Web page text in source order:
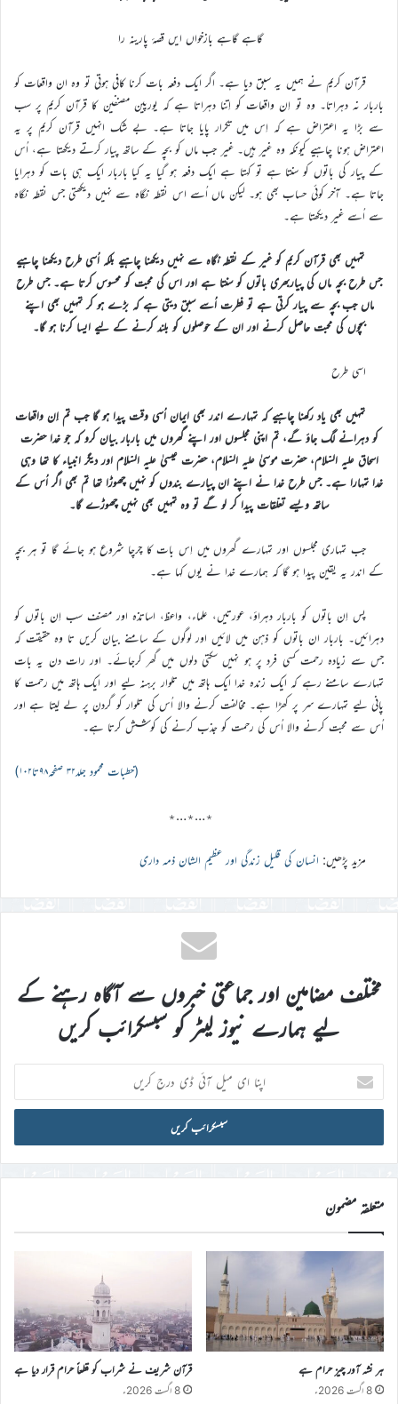
گاہے گاہے بازخواں ایں قصۂ پارینہ را
قرآن کریم نے ہمیں یہ سبق دیا ہے۔ اگر ایک دفعہ بات کرنا کافی ہوتی تو وہ ان واقعات کو
باربار نہ دہراتا۔ وہ تو اِن واقعات کو اِتنا دہراتا ہے کہ یورپین مصنفین کا قرآن کریم پر سب
سے بڑا یہ اعتراض ہے کہ اِس میں تکرار پایا جاتا ہے۔ بے شک انہیں قرآن کریم پر یہ
اعتراض ہونا چاہیے کیونکہ وہ غیر ہیں۔ غیر جب ماں کو بچہ کے ساتھ پیار کرتے دیکھتا ہے، اُس
کے پیار کی باتوں کو سنتا ہے تو کہتا ہے ایک دفعہ ہو گیا یہ کیا باربار ایک ہی بات کو دہرایا
جاتا ہے۔ آخر کوئی حساب بھی ہو۔ لیکن ماں اُسے اس نقطہ نگاہ سے نہیں دیکھتی جس نقطہ نگاہ
سے اُسے غیر دیکھتا ہے۔
تمہیں بھی قرآن کریم کو غیر کے نقطہ نگاہ سے نہیں دیکھنا چاہیے بلکہ اُسی طرح دیکھنا چاہیے
جس طرح بچہ ماں کی پیاربھری باتوں کو سنتا ہے اور اس کی محبت کو محسوس کرتا ہے۔ جس طرح
ماں جب بچہ سے پیار کرتی ہے تو فطرت اُسے سبق دیتی ہے کہ بڑے ہو کر تمہیں بھی اپنے
بچوں کی محبت حاصل کرنے اور ان کے حوصلوں کو بلند کرنے کے لیے ایسا کرنا ہو گا۔
اسی طرح
تمہیں بھی یاد رکھنا چاہیے کہ تمہارے اندر بھی ایمان اُسی وقت پیدا ہو گا جب تم اِن واقعات
کو دہرانے لگ جاؤ گے، تم اپنی مجلسوں اور اپنے گھروں میں باربار بیان کرو کہ جو خدا حضرت
اسحاق علیہ السّلام، حضرت موسیٰ علیہ السّلام، حضرت عیسیٰ علیہ السّلام اور دیگر انبیاء کا تھا وہی
خدا تمہارا ہے۔ جس طرح خدا نے اپنے ان پیارے بندوں کو نہیں چھوڑا تھا تم بھی اگر اُس کے
ساتھ ویسے تعلّقات پیدا کر لو گے تو وہ تمہیں بھی نہیں چھوڑے گا۔
جب تمہاری مجلسوں اور تمہارے گھروں میں اِس بات کا چرچا شروع ہو جائے گا تو ہر بچہ
کے اندر یہ یقین پیدا ہو گا کہ ہمارے خدا نے یوں کہا ہے۔
پس اِن باتوں کو باربار دہراؤ، عورتیں، علماء، واعظ، اساتذہ اور مصنف سب اِن باتوں کو
دہرائیں۔ باربار ان باتوں کو ذہن میں لائیں اور لوگوں کے سامنے بیان کریں تا وہ حقیقت کہ
جس سے زیادہ رحمت کسی فرد پر ہو نہیں سکتی دلوں میں گھر کرجائے۔ اور رات دن یہ بات
تمہارے سامنے رہے کہ ایک زندہ خدا ایک ہاتھ میں تلوار برہنہ لیے اور ایک ہاتھ میں رحمت کا
پانی لیے تمہارے سر پر کھڑا ہے۔ مخالفت کرنے والا اُس کی تلوار کو گردن پر لے لیتا ہے اور
اُس سے محبت کرنے والا اُس کی رحمت کو جذب کرنے کی کوشش کرتا ہے۔
(خطبات محمود جلد۳۲ صفحہ۹۸تا۱۰۲)
٭…٭…٭
مزید پڑھیں: انسان کی قلیل زندگی اور عظیم الشان ذمہ داری
مختلف مضامین اور جماعتی خبروں سے آگاہ رہنے کے
لیے ہمارے نیوز لیٹر کو سبسکرائب کریں
اپنا
ای
میل
ڈی
درج
کریں
متعلقہ مضمون
ہر نشہ آور چیز حرام ہے
8 اگست 2026ء
قرآن شریف نے شراب کو قطعاً حرام قرار دیا ہے
8 اگست 2026ء